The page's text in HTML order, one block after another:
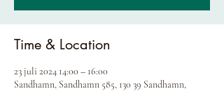
Time & Location
23 juli 2024 14:00 – 16:00
Sandhamn, Sandhamn 585, 130 39 Sandhamn,